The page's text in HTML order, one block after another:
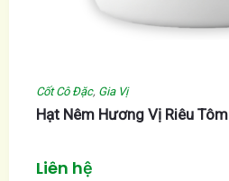
Cốt Cô Đặc, Gia Vị
Hạt Nêm Hương Vị Riêu Tôm
Liên hệ